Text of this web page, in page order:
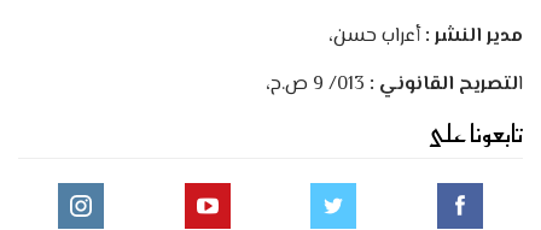
مدير النشر :أعراب حسن،
التصريح القانوني :
تابعونا على